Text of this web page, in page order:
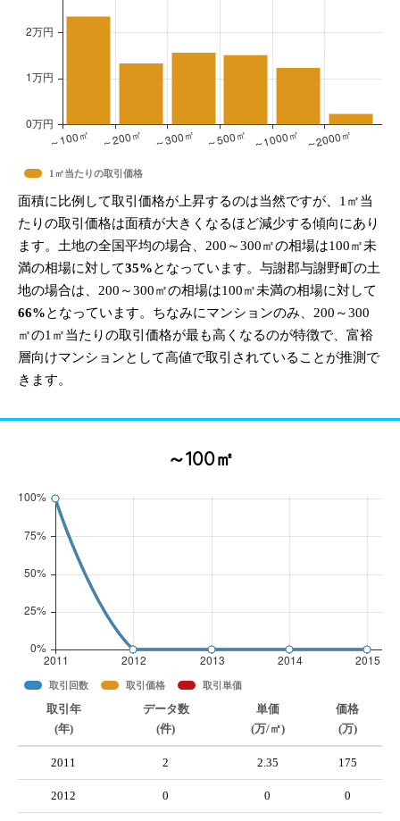
1㎡当たりの取引価格
面積に比例して取引価格が上昇するのは当然ですが、1㎡当
たりの取引価格は面積が大きくなるほど減少する傾向にあり
ます。土地の全国平均の場合、200～300㎡の相場は100㎡未
満の相場に対して35%となっています。与謝郡与謝野町の土
地の場合は、200～300㎡の相場は100㎡未満の相場に対して
66%となっています。ちなみにマンションのみ、200～300
㎡の1㎡当たりの取引価格が最も高くなるのが特徴で、富裕
層向けマンションとして高値で取引されていることが推測で
きます。
～100㎡
取引回数 取引価格 取引単価
取引年
(年)
データ数
(件)
単価
(万/㎡)
価格
(万)
2011 2 2.35 175
2012 0 0 0